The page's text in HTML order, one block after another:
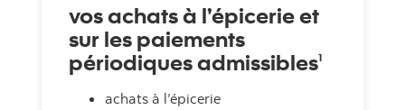
vos achats à l’épicerie et
sur les paiements
périodiques admissibles1
achats à l’épicerie